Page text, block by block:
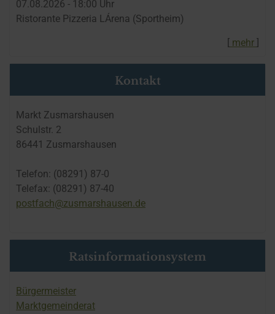
07.​08.​2026 - 18:00 Uhr
Ristorante Pizzeria LÁrena (Sportheim)
[ mehr ]
Kontakt
Markt Zusmarshausen
Schulstr. 2
86441 Zusmarshausen
Telefon: (08291) 87-0
Telefax: (08291) 87-40
postfach@zusmarshausen.de
Ratsinformationsystem
Bürgermeister
Marktgemeinderat